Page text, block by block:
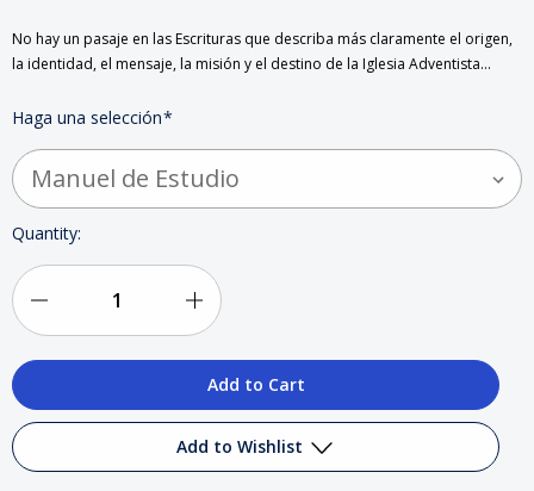
No hay un pasaje en las Escrituras que describa más claramente el origen,
la identidad, el mensaje, la misión y el destino de la Iglesia Adventista…
Haga una selección*
Current
Quantity:
Quantity
Increase
Quantity
La
Add to Wishlist